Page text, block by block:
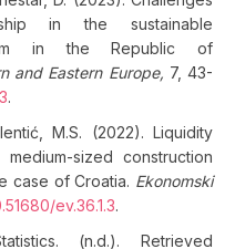
in the sustainable
in the Republic of
and Eastern Europe, 7, 43-
.
M.S. (2022). Liquidity
sized construction
case of Croatia. Ekonomski
ev.36.1.3.
(n.d.). Retrieved